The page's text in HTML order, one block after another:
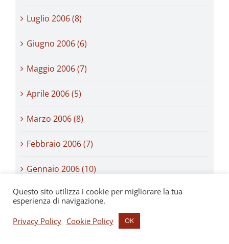
Luglio 2006 (8)
Giugno 2006 (6)
Maggio 2006 (7)
Aprile 2006 (5)
Marzo 2006 (8)
Febbraio 2006 (7)
Gennaio 2006 (10)
Dicembre 2005 (7)
Novembre 2005 (8)
Questo sito utilizza i cookie per migliorare la tua
esperienza di navigazione.
Privacy Policy Cookie Policy OK